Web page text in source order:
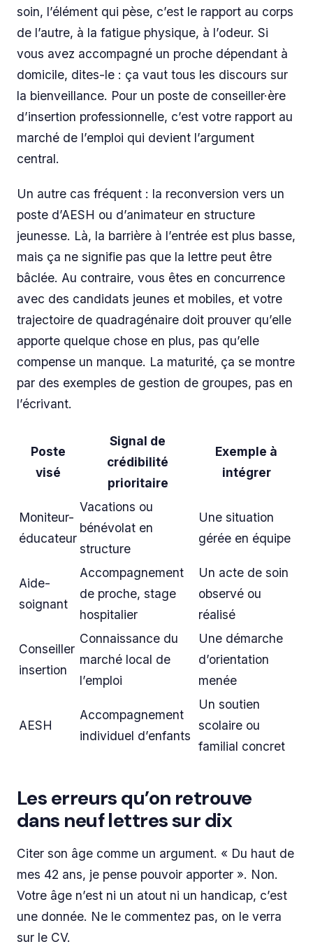
soin, l’élément qui pèse, c’est le rapport au corps
de l’autre, à la fatigue physique, à l’odeur. Si
vous avez accompagné un proche dépendant à
domicile, dites-le : ça vaut tous les discours sur
la bienveillance. Pour un poste de conseiller·ère
d’insertion professionnelle, c’est votre rapport au
marché de l’emploi qui devient l’argument
central.
Un autre cas fréquent : la reconversion vers un
poste d’AESH ou d’animateur en structure
jeunesse. Là, la barrière à l’entrée est plus basse,
mais ça ne signifie pas que la lettre peut être
bâclée. Au contraire, vous êtes en concurrence
avec des candidats jeunes et mobiles, et votre
trajectoire de quadragénaire doit prouver qu’elle
apporte quelque chose en plus, pas qu’elle
compense un manque. La maturité, ça se montre
par des exemples de gestion de groupes, pas en
l’écrivant.
Poste
visé
Signal de
crédibilité
prioritaire
Exemple à
intégrer
Moniteur-
éducateur
Vacations ou
bénévolat en
structure
Une situation
gérée en équipe
Aide-
soignant
Accompagnement
de proche, stage
hospitalier
Un acte de soin
observé ou
réalisé
Conseiller
insertion
Connaissance du
marché local de
l’emploi
Une démarche
d’orientation
menée
AESH
Accompagnement
individuel d’enfants
Un soutien
scolaire ou
familial concret
Les erreurs qu’on retrouve
dans neuf lettres sur dix
Citer son âge comme un argument. « Du haut de
mes 42 ans, je pense pouvoir apporter ». Non.
Votre âge n’est ni un atout ni un handicap, c’est
une donnée. Ne le commentez pas, on le verra
sur le CV.